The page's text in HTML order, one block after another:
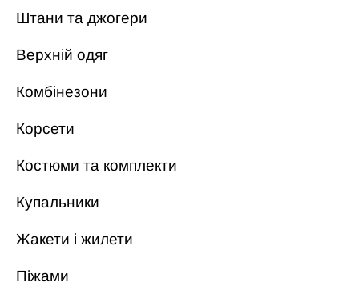
Штани та джогери
Верхній одяг
Комбінезони
Корсети
Костюми та комплекти
Купальники
Жакети і жилети
Піжами